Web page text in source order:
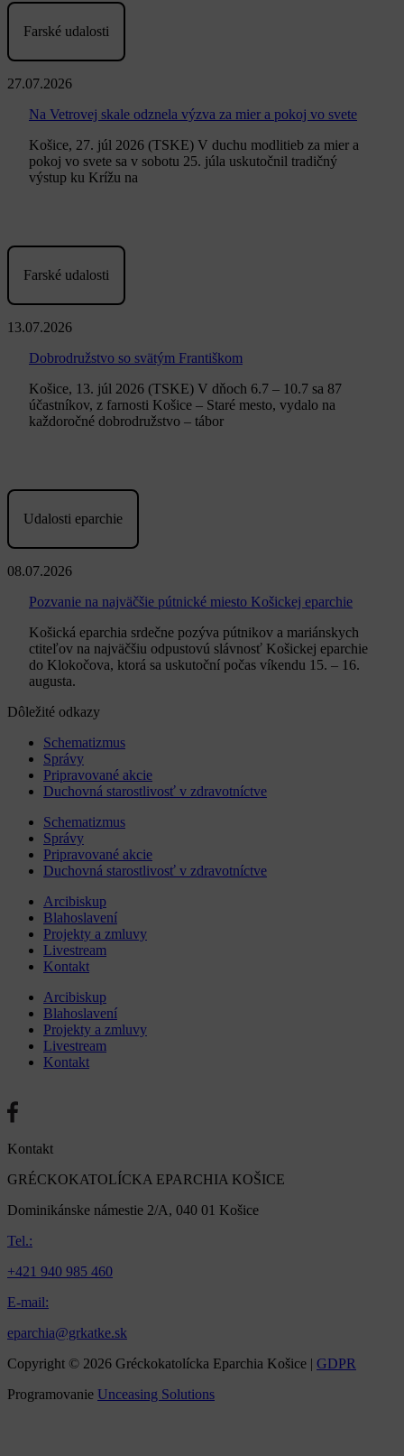
Farské udalosti
27.07.2026
Na Vetrovej skale odznela výzva za mier a pokoj vo svete
Košice, 27. júl 2026 (TSKE) V duchu modlitieb za mier a
pokoj vo svete sa v sobotu 25. júla uskutočnil tradičný
výstup ku Krížu na
Farské udalosti
13.07.2026
Dobrodružstvo so svätým Františkom
Košice, 13. júl 2026 (TSKE) V dňoch 6.7 – 10.7 sa 87
účastníkov, z farnosti Košice – Staré mesto, vydalo na
každoročné dobrodružstvo – tábor
Udalosti eparchie
08.07.2026
Pozvanie na najväčšie pútnické miesto Košickej eparchie
Košická eparchia srdečne pozýva pútnikov a mariánskych
ctiteľov na najväčšiu odpustovú slávnosť Košickej eparchie
do Klokočova, ktorá sa uskutoční počas víkendu 15. – 16.
augusta.
Dôležité odkazy
Schematizmus
Správy
Pripravované akcie
Duchovná starostlivosť v zdravotníctve
Schematizmus
Správy
Pripravované akcie
Duchovná starostlivosť v zdravotníctve
Arcibiskup
Blahoslavení
Projekty a zmluvy
Livestream
Kontakt
Arcibiskup
Blahoslavení
Projekty a zmluvy
Livestream
Kontakt
Kontakt
GRÉCKOKATOLÍCKA EPARCHIA KOŠICE
Dominikánske námestie 2/A, 040 01 Košice
Tel.:
+421 940 985 460
E-mail:
eparchia@grkatke.sk
Copyright © 2026 Gréckokatolícka Eparchia Košice | GDPR
Programovanie Unceasing Solutions